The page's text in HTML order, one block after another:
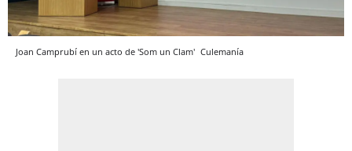
Joan Camprubí en un acto de 'Som un Clam' Culemanía